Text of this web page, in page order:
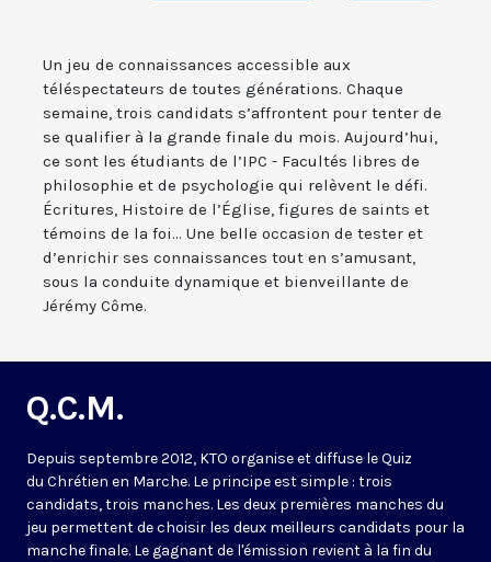
Un jeu de connaissances accessible aux
téléspectateurs de toutes générations. Chaque
semaine, trois candidats s’affrontent pour tenter de
se qualifier à la grande finale du mois. Aujourd’hui,
ce sont les étudiants de l’IPC - Facultés libres de
philosophie et de psychologie qui relèvent le défi.
Écritures, Histoire de l’Église, figures de saints et
témoins de la foi... Une belle occasion de tester et
d’enrichir ses connaissances tout en s’amusant,
sous la conduite dynamique et bienveillante de
Jérémy Côme.
Q.C.M.
Depuis septembre 2012, KTO organise et diffuse le Quiz
du Chrétien en Marche. Le principe est simple : trois
candidats, trois manches. Les deux premières manches du
jeu permettent de choisir les deux meilleurs candidats pour la
manche finale. Le gagnant de l'émission revient à la fin du